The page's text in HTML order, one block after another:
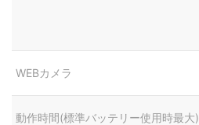
WEBカメラ
動作時間(標準バッテリー使用時最大)